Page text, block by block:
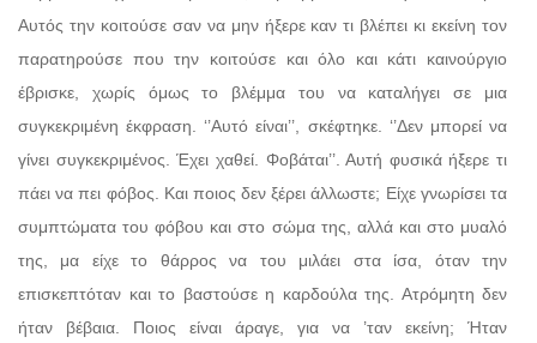
Αυτός την κοιτούσε σαν να μην ήξερε καν τι βλέπει κι εκείνη τον
παρατηρούσε που την κοιτούσε και όλο και κάτι καινούργιο
έβρισκε, χωρίς όμως το βλέμμα του να καταλήγει σε μια
συγκεκριμένη έκφραση. ‘’Αυτό είναι’’, σκέφτηκε. ‘’Δεν μπορεί να
γίνει συγκεκριμένος. Έχει χαθεί. Φοβάται’’. Αυτή φυσικά ήξερε τι
πάει να πει φόβος. Και ποιος δεν ξέρει άλλωστε; Είχε γνωρίσει τα
συμπτώματα του φόβου και στο σώμα της, αλλά και στο μυαλό
της, μα είχε το θάρρος να του μιλάει στα ίσα, όταν την
επισκεπτόταν και το βαστούσε η καρδούλα της. Ατρόμητη δεν
ήταν βέβαια. Ποιος είναι άραγε, για να ’ταν εκείνη; Ήταν